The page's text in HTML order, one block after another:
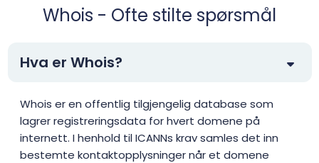
Whois - Ofte stilte spørsmål
Hva er Whois?
Whois er en offentlig tilgjengelig database som
lagrer registreringsdata for hvert domene på
internett. I henhold til ICANNs krav samles det inn
bestemte kontaktopplysninger når et domene